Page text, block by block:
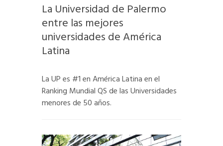
La Universidad de Palermo
entre las mejores
universidades de América
Latina
La UP es #1 en América Latina en el
Ranking Mundial QS de las Universidades
menores de 50 años.